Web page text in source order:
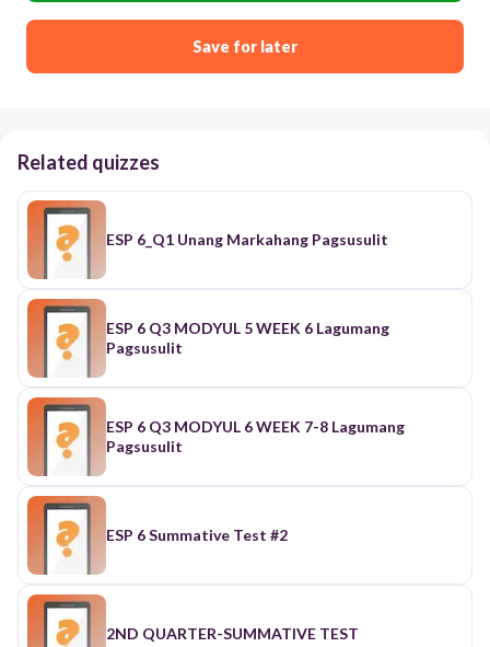
Save for later
Related quizzes
ESP 6_Q1 Unang Markahang Pagsusulit
ESP 6 Q3 MODYUL 5 WEEK 6 Lagumang
Pagsusulit
ESP 6 Q3 MODYUL 6 WEEK 7-8 Lagumang
Pagsusulit
ESP 6 Summative Test #2
2ND QUARTER-SUMMATIVE TEST